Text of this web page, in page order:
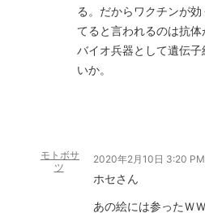
る。だからワクチンが
てると言われるのは抗
バイオ兵器として遺伝
いか。
モトボサ
ツ
2020年2月10日 3:20 PM
ホセさん
あの絵には参ったＷＷ